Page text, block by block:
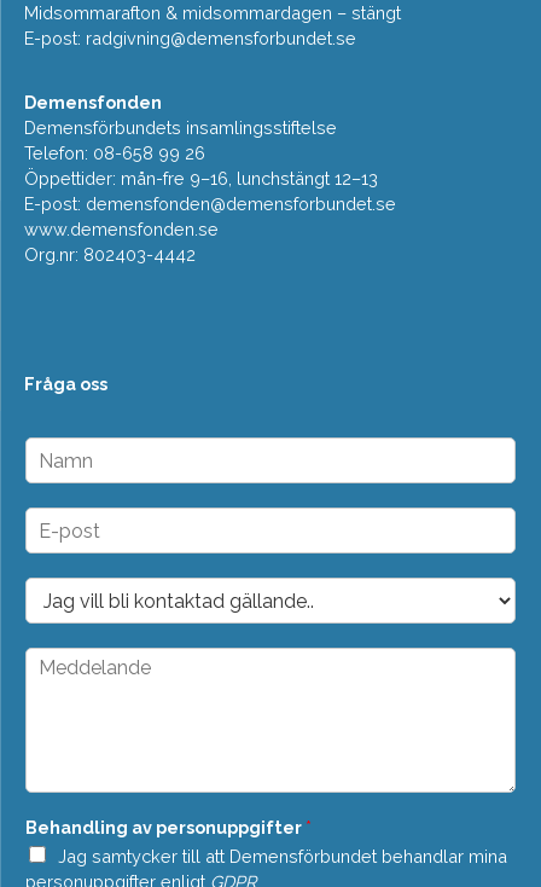
Midsommarafton & midsommardagen – stängt
E-post: radgivning@demensforbundet.se
Demensfonden
Demensförbundets insamlingsstiftelse
Telefon: 08-658 99 26
Öppettider: mån-fre 9–16, lunchstängt 12–13
E-post: demensfonden@demensforbundet.se
www.demensfonden.se
Org.nr: 802403-4442
Fråga oss
N
m
n
E
p
o
t
*
D
o
p
M
a
d
e
*
Behandling av personuppgifter *
Jag samtycker till att Demensförbundet behandlar mina
personuppgifter enligt GDPR.